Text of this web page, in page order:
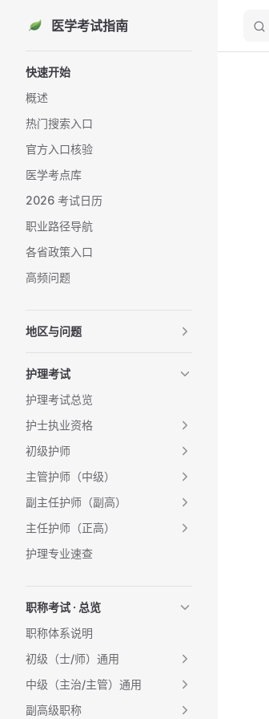
Skip to content
医学考试指南
快速开始
概述
热门搜索入口
官方入口核验
医学考点库
2026 考试日历
职业路径导航
各省政策入口
高频问题
地区与问题
护理考试
护理考试总览
护士执业资格
初级护师
主管护师（中级）
副主任护师（副高）
主任护师（正高）
护理专业速查
职称考试 · 总览
职称体系说明
初级（士/师）通用
中级（主治/主管）通用
副高级职称